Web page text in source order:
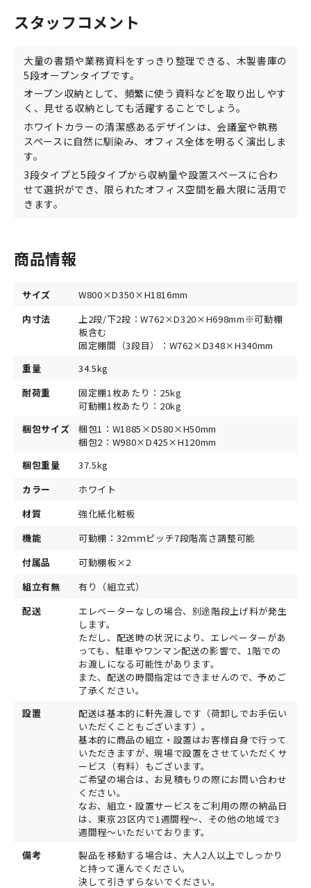
スタッフコメント
大量の書類や業務資料をすっきり整理できる、木製書庫の
5段オープンタイプです。
オープン収納として、頻繁に使う資料などを取り出しやす
く、見せる収納としても活躍することでしょう。
ホワイトカラーの清潔感あるデザインは、会議室や執務
スペースに自然に馴染み、オフィス全体を明るく演出しま
す。
3段タイプと5段タイプから収納量や設置スペースに合わ
せて選択ができ、限られたオフィス空間を最大限に活用で
きます。
商品情報
サイズ
W800×D350×H1816mm
内寸法
上2段/下2段：W762×D320×H698mm※可動棚
板含む
固定棚間（3段目）：W762×D348×H340mm
重量
34.5kg
耐荷重
固定棚1枚あたり：25kg
可動棚1枚あたり：20kg
梱包サイズ
梱包1：W1885×D580×H50mm
梱包2：W980×D425×H120mm
梱包重量
37.5kg
カラー
ホワイト
材質
強化紙化粧板
機能
可動棚：32ｍｍピッチ7段階高さ調整可能
付属品
可動棚板×2
組立有無
有り（組立式）
配送
エレベーターなしの場合、別途階段上げ料が発生
します。
ただし、配送時の状況により、エレベーターがあ
っても、駐車やワンマン配送の影響で、1階での
お渡しになる可能性があります。
また、配送の時間指定はできませんので、予めご
了承ください。
設置
配送は基本的に軒先渡しです（荷卸しでお手伝い
いただくこともございます）。
基本的に商品の組立・設置はお客様自身で行って
いただきますが、現場で設置をさせていただくサ
ービス（有料）もございます。
ご希望の場合は、お見積もりの際にお問い合わせ
ください。
なお、組立・設置サービスをご利用の際の納品日
は、東京23区内で1週間程～、その他の地域で3
週間程～いただいております。
備考
製品を移動する場合は、大人2人以上でしっかり
と持って運んでください。
決して引きずらないでください。